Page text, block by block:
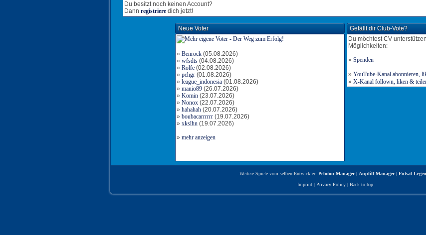
Du besitzt noch keinen Account?
Dann registriere dich jetzt!
Neue Voter
» Benrock(05.08.2026)
» wfsdts(04.08.2026)
» Rolfe(02.08.2026)
» pchgr(01.08.2026)
» league_indonesia(01.08.2026)
» manio89(26.07.2026)
» Komin(23.07.2026)
» Nonox(22.07.2026)
» hahahah(20.07.2026)
» boubacarrrrrr(19.07.2026)
» xkslhn(19.07.2026)
» mehr anzeigen
Gefällt dir Club-Vote?
Du möchtest CV
Möglichkeiten:
» Spenden
» YouTube-Kanal abonnieren,
» X-Kanal follown, liken &
Weitere Spiele vom selben Entwickler: Peloton Manager| Anpfiff Manager| Futsal
Imprint | Privacy Policy | Back to top